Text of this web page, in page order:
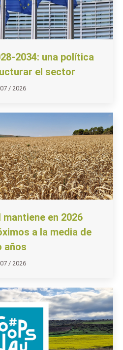
2034: una política
el sector
/ 2026
en 2026
a la media de
años
/ 2026